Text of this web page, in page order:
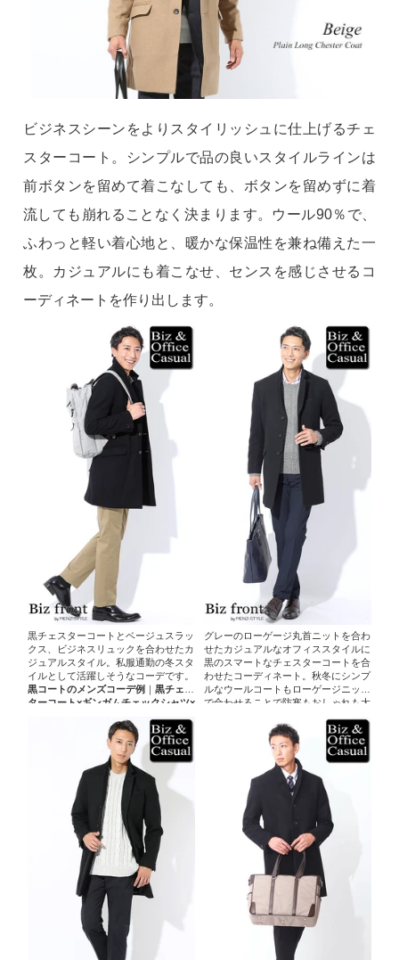
ビジネスシーンをよりスタイリッシュに仕上げるチェ
スターコート。シンプルで品の良いスタイルラインは
前ボタンを留めて着こなしても、ボタンを留めずに着
流しても崩れることなく決まります。ウール90％で、
ふわっと軽い着心地と、暖かな保温性を兼ね備えた一
枚。カジュアルにも着こなせ、センスを感じさせるコ
ーディネートを作り出します。
黒チェスターコートとベージュスラッ
クス、ビジネスリュックを合わせたカ
ジュアルスタイル。私服通勤の冬スタ
イルとして活躍しそうなコーデです。
黒コートのメンズコーデ例
黒チェス
ターコート×ギンガムチェックシャツ×
グレーのローゲージ丸首ニットを合わ
せたカジュアルなオフィススタイルに
黒のスマートなチェスターコートを合
わせたコーディネート。秋冬にシンプ
ルなウールコートもローゲージニット
で合わせることで防寒もおしゃれも大
ートのメンズコーデ例
黒チェスター
コート×グレー丸首ケーブルニット×ピ
ンクシャツ×ネイビースラックス